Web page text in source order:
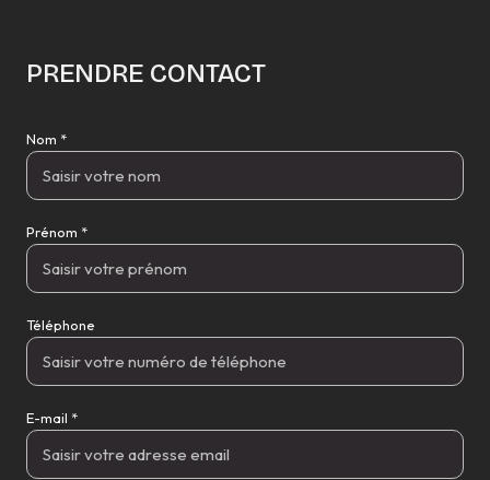
PRENDRE CONTACT
Nom *
Prénom *
Téléphone
E-mail *